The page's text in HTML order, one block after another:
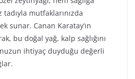
mutfaklarınızda
sunar. Canan Karatay’ın
bu doğal yağ, kalp sağlığını
ihtiyaç duyduğu değerli